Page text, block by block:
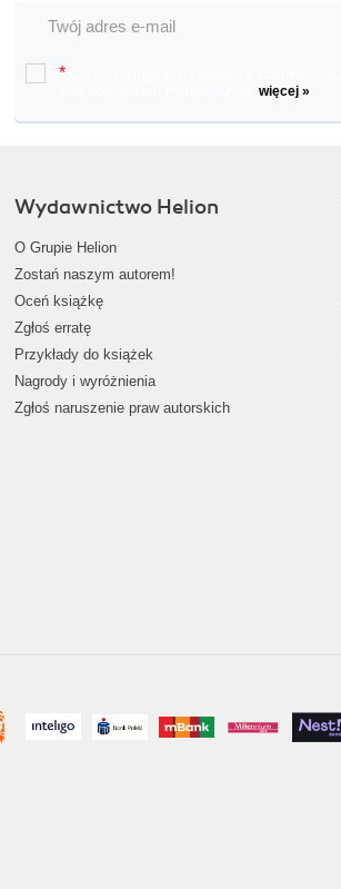
*
więcej »
Wydawnictwo Helion
O Grupie Helion
Zostań naszym autorem!
Oceń książkę
Zgłoś erratę
Przykłady do książek
Nagrody i wyróżnienia
Zgłoś naruszenie praw autorskich